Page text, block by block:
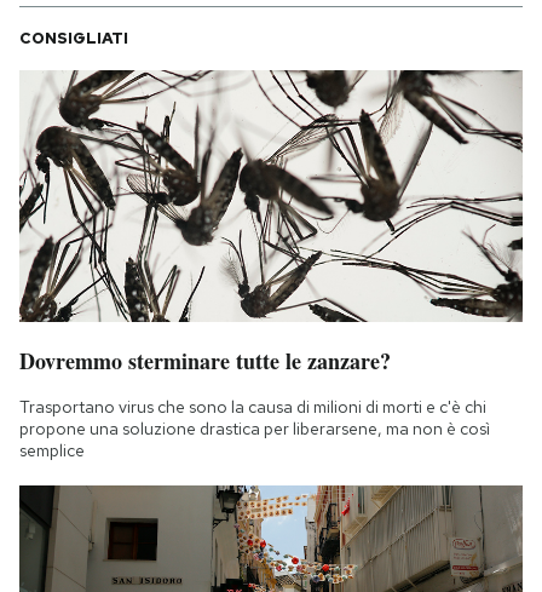
CONSIGLIATI
Dovremmo sterminare tutte le zanzare?
Trasportano virus che sono la causa di milioni di morti e c'è chi
propone una soluzione drastica per liberarsene, ma non è così
semplice